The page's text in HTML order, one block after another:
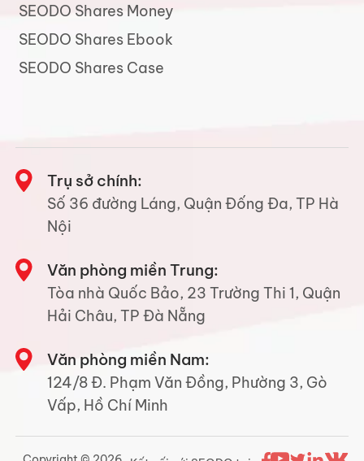
SEODO Shares Money
SEODO Shares Ebook
SEODO Shares Case
Trụ sở chính:
Số 36 đường Láng, Quận Đống Đa, TP Hà
Nội
Văn phòng miền Trung:
Tòa nhà Quốc Bảo, 23 Trường Thi 1, Quận
Hải Châu, TP Đà Nẵng
Văn phòng miền Nam:
124/8 Đ. Phạm Văn Đồng, Phường 3, Gò
Vấp, Hồ Chí Minh